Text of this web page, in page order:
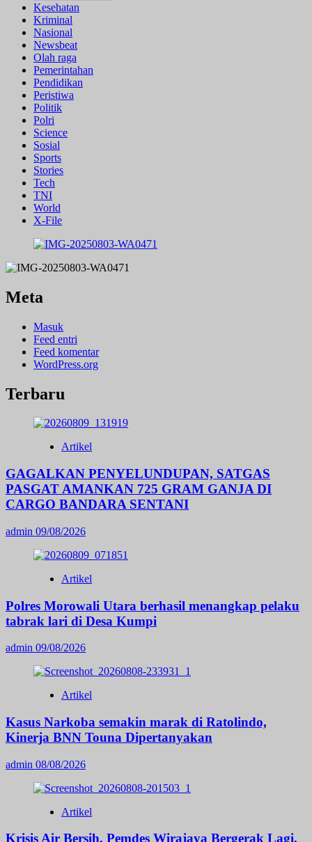
Kesehatan
Kriminal
Nasional
Newsbeat
Olah raga
Pemerintahan
Pendidikan
Peristiwa
Politik
Polri
Science
Sosial
Sports
Stories
Tech
TNI
World
X-File
Meta
Masuk
Feed entri
Feed komentar
WordPress.org
Terbaru
Artikel
GAGALKAN PENYELUNDUPAN, SATGAS
PASGAT AMANKAN 725 GRAM GANJA DI
CARGO BANDARA SENTANI
admin 09/08/2026
Artikel
Polres Morowali Utara berhasil menangkap pelaku
tabrak lari di Desa Kumpi
admin 09/08/2026
Artikel
Kasus Narkoba semakin marak di Ratolindo,
Kinerja BNN Touna Dipertanyakan
admin 08/08/2026
Artikel
Krisis Air Bersih, Pemdes Wirajaya Bergerak Lagi,